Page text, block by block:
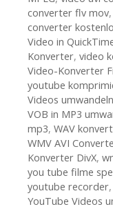
converter flv mov,
converter
Video in
Konverter, video
Video-Konverter
youtube
Videos
VOB in MP3
mp3, WAV
WMV AVI
Konverter DivX,
you tube filme
youtube recorder,
YouTube Videos